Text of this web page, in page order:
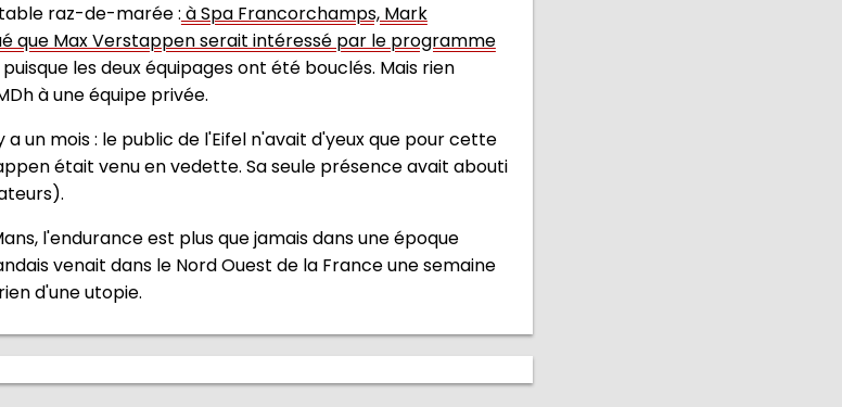
raz-de-marée : à Spa Francorchamps, Mark
que Max Verstappen serait intéressé par le programme
les deux équipages ont été bouclés. Mais rien
à une équipe privée.
a un mois : le public de l'Eifel n'avait d'yeux que pour cette
était venu en vedette. Sa seule présence avait abouti
l'endurance est plus que jamais dans une époque
venait dans le Nord Ouest de la France une semaine
d'une utopie.